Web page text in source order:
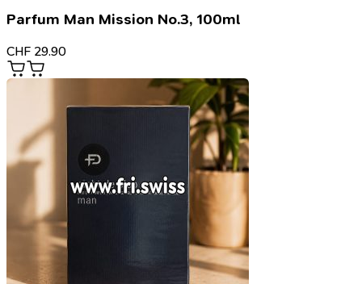
Parfum Man Mission No.3, 100ml
CHF 29.90